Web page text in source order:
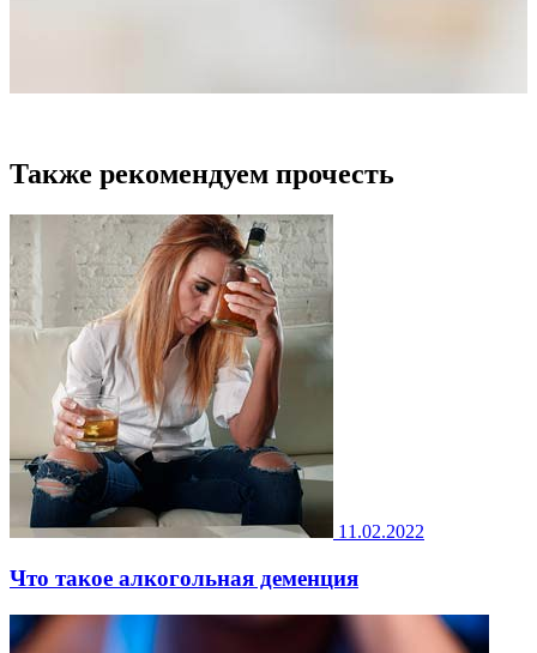
Также рекомендуем прочесть
11.02.2022
Что такое алкогольная деменция